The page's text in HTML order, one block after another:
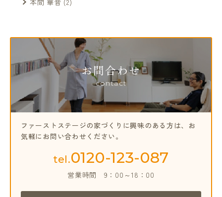
本間 華音 (2)
お問合わせ
contact
ファーストステージの家づくりに興味のある方は、 お
気軽にお問い合わせください。
tel.0120-123-087
営業時間 9：00～18：00